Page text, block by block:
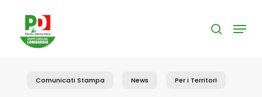
content
search
Menu
Comunicati Stampa News Per i Territori